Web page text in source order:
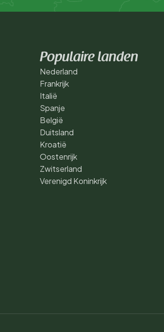
Populaire landen
Nederland
Frankrijk
Italië
Spanje
België
Duitsland
Kroatië
Oostenrijk
Zwitserland
Verenigd Koninkrijk